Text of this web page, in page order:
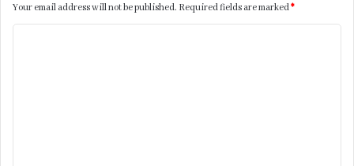
Your email address will not be published. Required fields are marked*